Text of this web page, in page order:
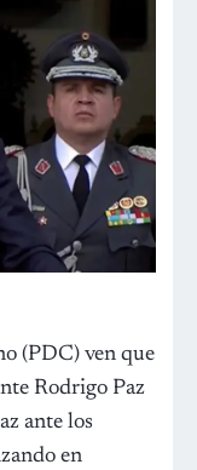
(PDC) ven que
Rodrigo Paz
ante los
en